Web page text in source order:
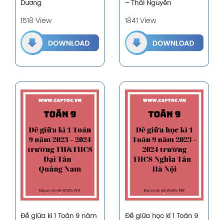
Dương
1518 View
– Thái Nguyên
1841 View
Đề giữa kì 1 Toán 9 năm
Đề giữa học kì 1 Toán 9